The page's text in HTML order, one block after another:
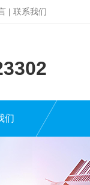
| 联系我们
们